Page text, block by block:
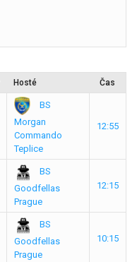
Hosté Čas
BS
Morgan
Commando
Teplice
12:55
BS
Goodfellas
Prague
12:15
BS
Goodfellas
Prague
10:15